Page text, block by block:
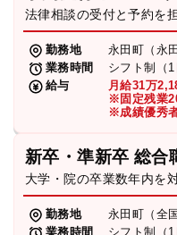
法律相談の受付と予約を
勤務地
永田町（永
業務時間
シフト制（1
給与
月給31万
※固定残業
※成績優秀
新卒・準新卒 総合
大学・院の卒業数年内を
勤務地
永田町（全
業務時間
シフト制（1
取扱分野
解決実績
弁護士・税理士